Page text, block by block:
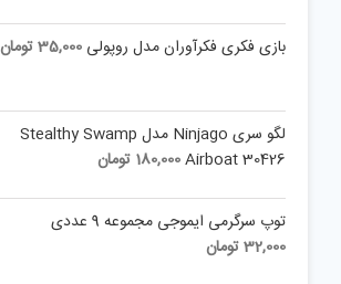
بازی فکری فکرآوران مدل روپولی 35,000تومان
لگو سری Ninjago مدل Stealthy Swamp
Airboat 30426
180,000 تومان
توپ سرگرمی ایموجی مجموعه 9 عددی
32,000تومان